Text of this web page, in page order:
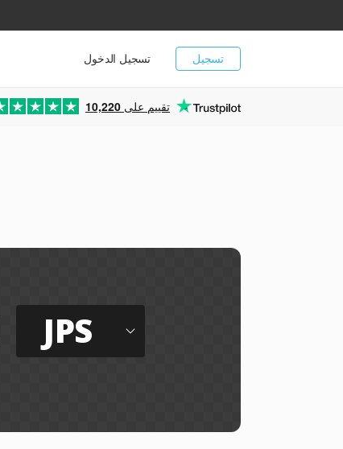
تسجيل تسجيل الدخول
10,220 تقييم على
JPS